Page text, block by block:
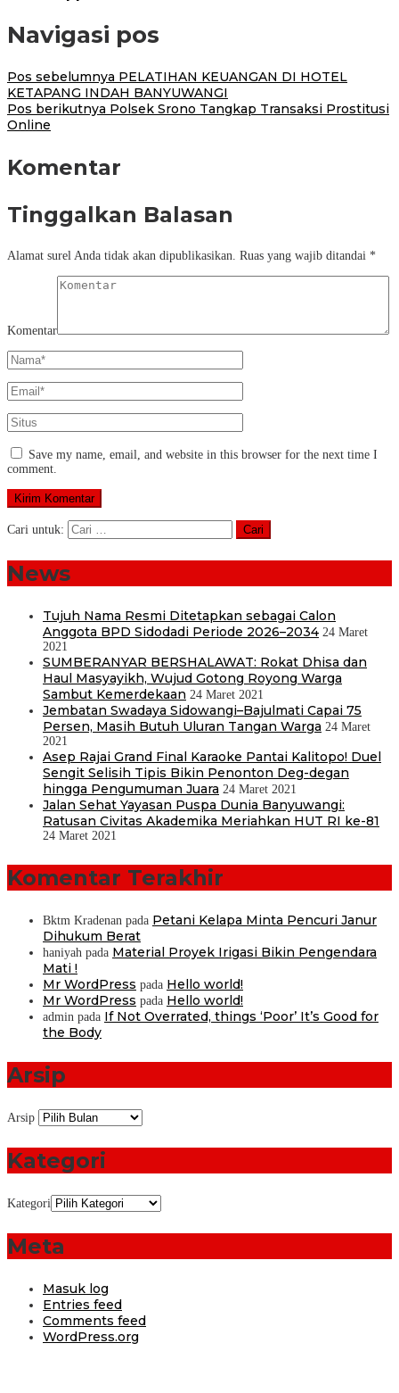
Navigasi pos
Pos sebelumnya PELATIHAN KEUANGAN DI HOTEL
KETAPANG INDAH BANYUWANGI
Pos berikutnya Polsek Srono Tangkap Transaksi Prostitusi
Online
Komentar
Tinggalkan Balasan
Alamat surel Anda tidak akan dipublikasikan. Ruas yang wajib ditandai *
Komentar
Save my name, email, and website in this browser for the next time I
comment.
Cari untuk:
News
Tujuh Nama Resmi Ditetapkan sebagai Calon
Anggota BPD Sidodadi Periode 2026–2034 24 Maret
2021
SUMBERANYAR BERSHALAWAT: Rokat Dhisa dan
Haul Masyayikh, Wujud Gotong Royong Warga
Sambut Kemerdekaan 24 Maret 2021
Jembatan Swadaya Sidowangi–Bajulmati Capai 75
Persen, Masih Butuh Uluran Tangan Warga 24 Maret
2021
Asep Rajai Grand Final Karaoke Pantai Kalitopo! Duel
Sengit Selisih Tipis Bikin Penonton Deg-degan
hingga Pengumuman Juara 24 Maret 2021
Jalan Sehat Yayasan Puspa Dunia Banyuwangi:
Ratusan Civitas Akademika Meriahkan HUT RI ke-81
24 Maret 2021
Komentar Terakhir
Bktm Kradenan pada Petani Kelapa Minta Pencuri Janur
Dihukum Berat
haniyah pada Material Proyek Irigasi Bikin Pengendara
Mati !
Mr WordPress pada Hello world!
Mr WordPress pada Hello world!
admin pada If Not Overrated, things ‘Poor’ It’s Good for
the Body
Arsip
Arsip
Kategori
Kategori
Meta
Masuk log
Entries feed
Comments feed
WordPress.org